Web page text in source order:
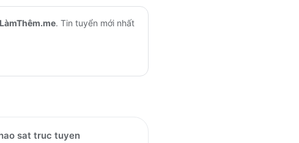
LàmThêm.me. Tin tuyển mới nhất
sat truc tuyen